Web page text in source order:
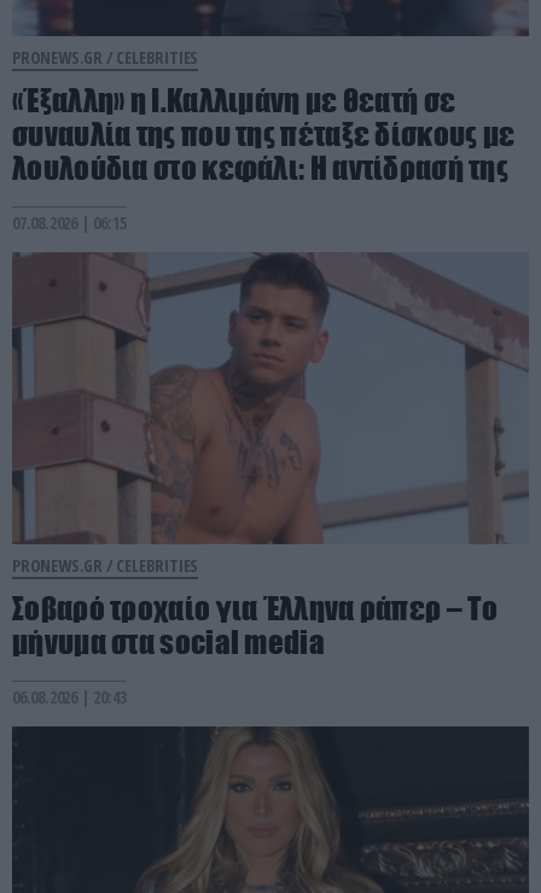
PRONEWS.GR / CELEBRITIES
«Έξαλλη» η Ι.Καλλιμάνη με θεατή σε
συναυλία της που της πέταξε δίσκους με
λουλούδια στο κεφάλι: Η αντίδρασή της
07.08.2026 | 06:15
PRONEWS.GR / CELEBRITIES
Σοβαρό τροχαίο για Έλληνα ράπερ – Το
μήνυμα στα social media
06.08.2026 | 20:43